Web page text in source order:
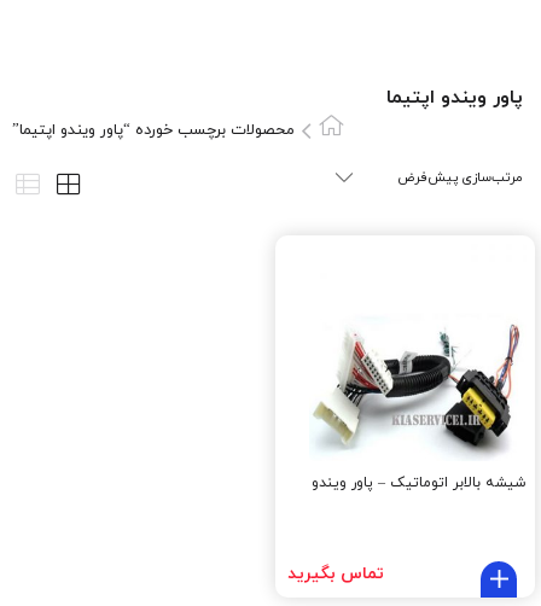
پاور ويندو اپتيما
محصولات برچسب خورده “پاور ويندو اپتيما”
شیشه بالابر اتوماتیک – پاور ویندو
تماس بگیرید